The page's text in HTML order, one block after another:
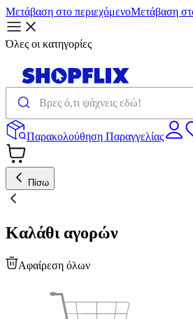
Μετάβαση στο περιεχόμενοΜετάβαση
Όλες οι κατηγορίες
Παρακολούθηση Παραγγελίας
Πίσω
Καλάθι αγορών
Αφαίρεση όλων